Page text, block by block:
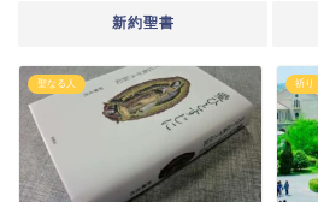
新約聖書
聖なる人 祈り